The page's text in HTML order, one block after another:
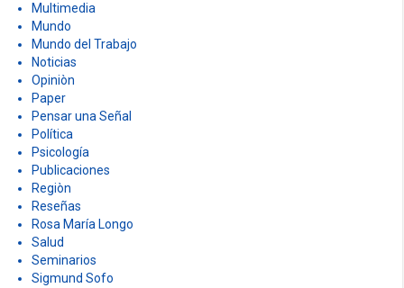
Multimedia
Mundo
Mundo del Trabajo
Noticias
Opiniòn
Paper
Pensar una Señal
Política
Psicología
Publicaciones
Regiòn
Reseñas
Rosa María Longo
Salud
Seminarios
Sigmund Sofo